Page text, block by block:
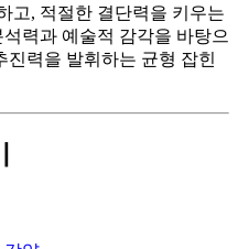
고, 적절한 결단력을 키우는
력과 예술적 감각을 바탕으
력을 발휘하는 균형 잡힌